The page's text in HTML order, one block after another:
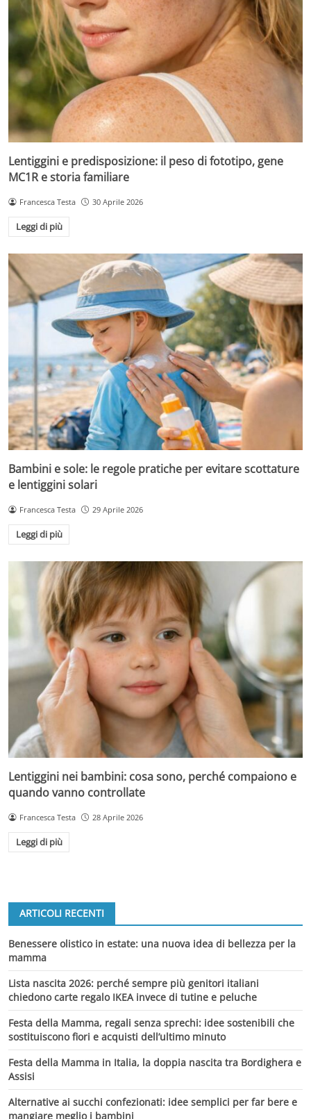
Lentiggini e predisposizione: il peso di fototipo, gene
MC1R e storia familiare
Francesca Testa 30 Aprile 2026
Leggi di più
Bambini e sole: le regole pratiche per evitare scottature
e lentiggini solari
Francesca Testa 29 Aprile 2026
Leggi di più
Lentiggini nei bambini: cosa sono, perché compaiono e
quando vanno controllate
Francesca Testa 28 Aprile 2026
Leggi di più
ARTICOLI RECENTI
Benessere olistico in estate: una nuova idea di bellezza per la
mamma
Lista nascita 2026: perché sempre più genitori italiani
chiedono carte regalo IKEA invece di tutine e peluche
Festa della Mamma, regali senza sprechi: idee sostenibili che
sostituiscono fiori e acquisti dell’ultimo minuto
Festa della Mamma in Italia, la doppia nascita tra Bordighera e
Assisi
Alternative ai succhi confezionati: idee semplici per far bere e
mangiare meglio i bambini